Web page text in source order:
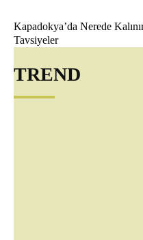
Kapadokya’da Nerede
Tavsiyeler
TREND